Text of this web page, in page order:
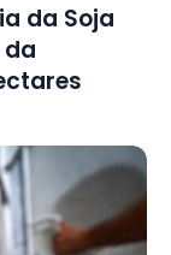
da Soja